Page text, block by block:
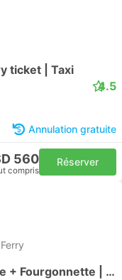
ticket | Taxi
4.5
Annulation gratuite
560
compris
Réserver
Bateau à couchette + Fourgonnette | Minibus